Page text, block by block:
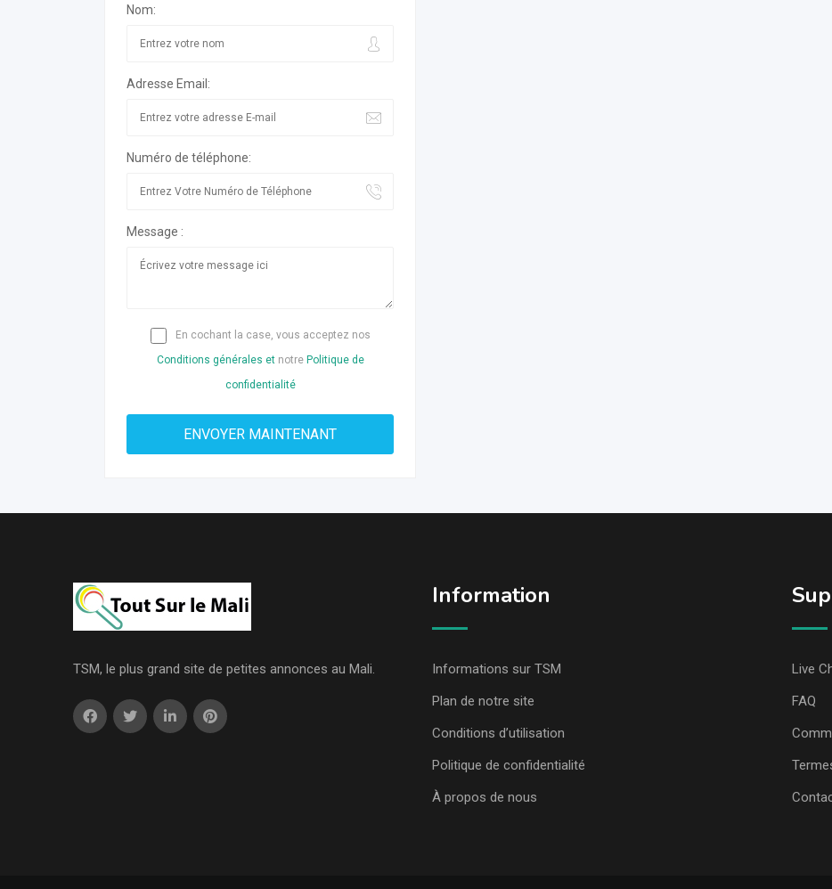
Nom:
Adresse Email:
Numéro de téléphone:
Message :
En cochant la case, vous acceptez nos
Conditions générales etnotre Politique de
confidentialité
TSM, le plus grand site de petites annonces au Mali.
Information
Informations sur TSM
Plan de notre site
Conditions d’utilisation
Politique de confidentialité
À propos de nous
Live
FAQ